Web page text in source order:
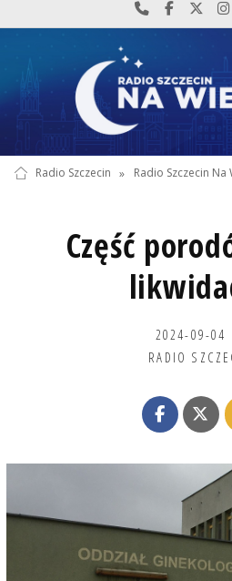
Najlepiej po
Radio Szczecin » Radio Szczecin Na
Część
2024-09-04
RADIO